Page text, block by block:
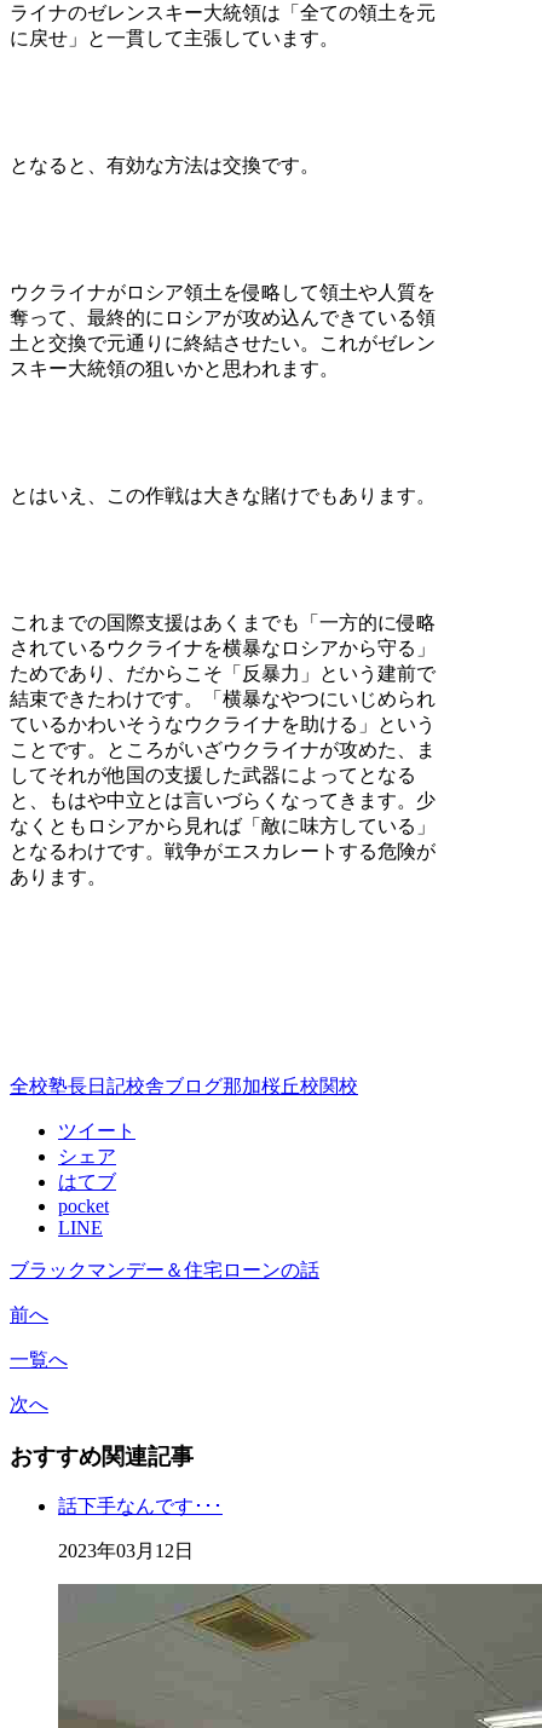
ライナのゼレンスキー大統領は「全ての領土を元
に戻せ」と一貫して主張しています。
となると、有効な方法は交換です。
ウクライナがロシア領土を侵略して領土や人質を
奪って、最終的にロシアが攻め込んできている領
土と交換で元通りに終結させたい。これがゼレン
スキー大統領の狙いかと思われます。
とはいえ、この作戦は大きな賭けでもあります。
これまでの国際支援はあくまでも「一方的に侵略
されているウクライナを横暴なロシアから守る」
ためであり、だからこそ「反暴力」という建前で
結束できたわけです。「横暴なやつにいじめられ
ているかわいそうなウクライナを助ける」という
ことです。ところがいざウクライナが攻めた、ま
してそれが他国の支援した武器によってとなる
と、もはや中立とは言いづらくなってきます。少
なくともロシアから見れば「敵に味方している」
となるわけです。戦争がエスカレートする危険が
あります。
全校塾長日記校舎ブログ那加桜丘校関校
ツイート
シェア
はてブ
pocket
LINE
ブラックマンデー＆住宅ローンの話
前へ
一覧へ
次へ
おすすめ関連記事
話下手なんです･･･
2023年03月12日